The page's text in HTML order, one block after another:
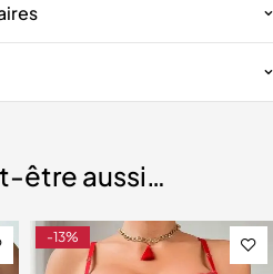
être aussi…
-13%